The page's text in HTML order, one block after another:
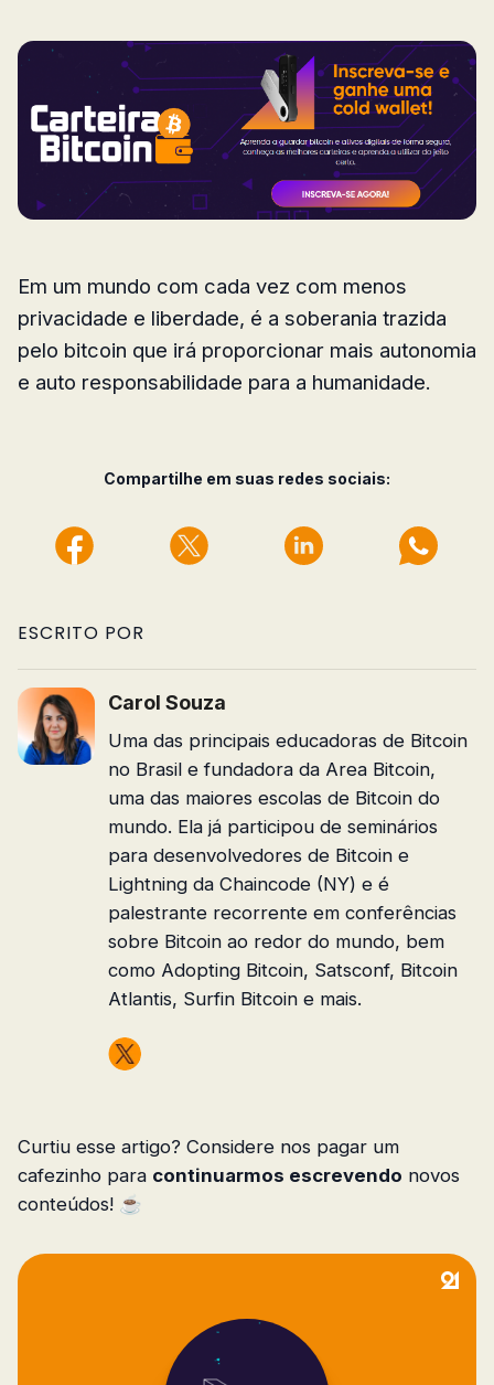
Em um mundo com cada vez com menos
privacidade e liberdade, é a soberania trazida
pelo bitcoin que irá proporcionar mais autonomia
e auto responsabilidade para a humanidade.
Compartilhe em suas redes sociais:
ESCRITO POR
Carol Souza
Uma das principais educadoras de Bitcoin
no Brasil e fundadora da Area Bitcoin,
uma das maiores escolas de Bitcoin do
mundo. Ela já participou de seminários
para desenvolvedores de Bitcoin e
Lightning da Chaincode (NY) e é
palestrante recorrente em conferências
sobre Bitcoin ao redor do mundo, bem
como Adopting Bitcoin, Satsconf, Bitcoin
Atlantis, Surfin Bitcoin e mais.
Curtiu esse artigo? Considere nos pagar um
cafezinho para continuarmos escrevendo novos
conteúdos! ☕